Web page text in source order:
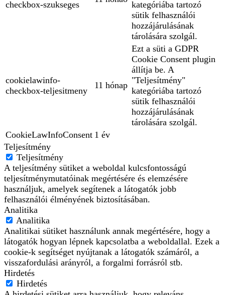
checkbox-szukseges
kategóriába tartozó
sütik felhasználói
hozzájárulásának
tárolására szolgál.
cookielawinfo-
checkbox-teljesitmeny
11 hónap
Ezt a süti a GDPR
Cookie Consent plugin
állítja be. A
"Teljesítmény"
kategóriába tartozó
sütik felhasználói
hozzájárulásának
tárolására szolgál.
CookieLawInfoConsent 1 év
Teljesítmény
Teljesítmény
A teljesítmény sütiket a weboldal kulcsfontosságú
teljesítménymutatóinak megértésére és elemzésére
használjuk, amelyek segítenek a látogatók jobb
felhasználói élményének biztosításában.
Analitika
Analitika
Analitikai sütiket használunk annak megértésére, hogy a
látogatók hogyan lépnek kapcsolatba a weboldallal. Ezek a
cookie-k segítséget nyújtanak a látogatók számáról, a
visszafordulási arányról, a forgalmi forrásról stb.
Hirdetés
Hirdetés